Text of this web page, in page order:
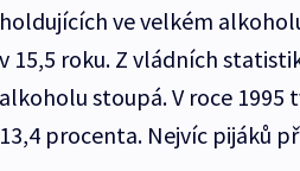
holdujících ve velkém
v 15,5 roku. Z vládních
alkoholu stoupá. V roce
13,4 procenta. Nejvíc pijáků